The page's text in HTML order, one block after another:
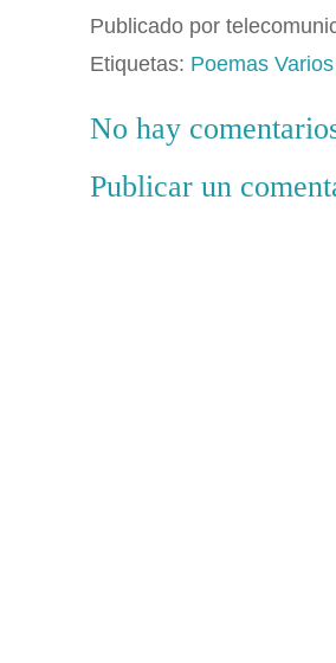
Publicado por
Etiquetas: Poemas Varios
No hay
Publicar un